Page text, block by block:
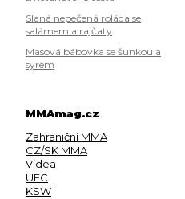
Slaná nepečená roláda se
salámem a rajčaty
Masová bábovka se šunkou a
sýrem
MMAmag.cz
Zahraniční MMA
CZ/SK MMA
Videa
UFC
KSW